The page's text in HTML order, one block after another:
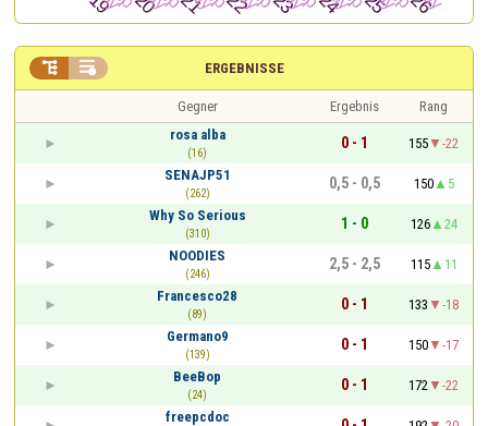
ERGEBNISSE
 
Gegner Ergebnis
Rang
rosa alba
(16)
0 - 1 155
-22
SENAJP51
(262)
0,5 - 0,5 150
5
Why So Serious
(310)
1 - 0 126
24
NOODIES
(246)
2,5 - 2,5 115
11
Francesco28
(89)
0 - 1 133
-18
Germano9
(139)
0 - 1 150
-17
BeeBop
(24)
0 - 1 172
-22
freepcdoc